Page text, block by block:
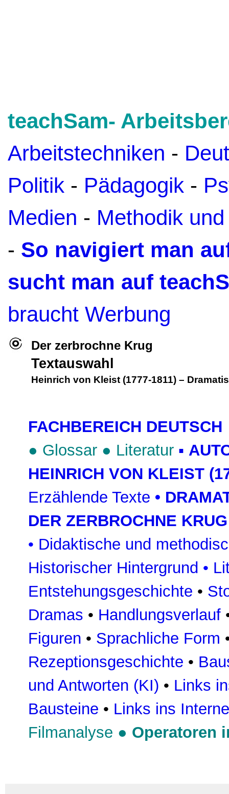
teachSam-
Arbeitstechniken -
Politik - Pädagogik -
Medien - Methodik
- So navigiert man
sucht man auf
braucht Werbung
Der zerbrochne Krug
Textauswahl
Heinrich von Kleist (1777-1811) –
FACHBEREICH DEUTSCH
● Glossar ● Literatur ▪
HEINRICH VON KLEIST
Erzählende Texte •
DER ZERBROCHNE KRUG
• Didaktische und
Historischer Hintergrund •
Entstehungsgeschichte •
Dramas • Handlungsverlauf
Figuren • Sprachliche Form
Rezeptionsgeschichte •
und Antworten (KI) • Links
Bausteine • Links ins
Filmanalyse ● Operatoren